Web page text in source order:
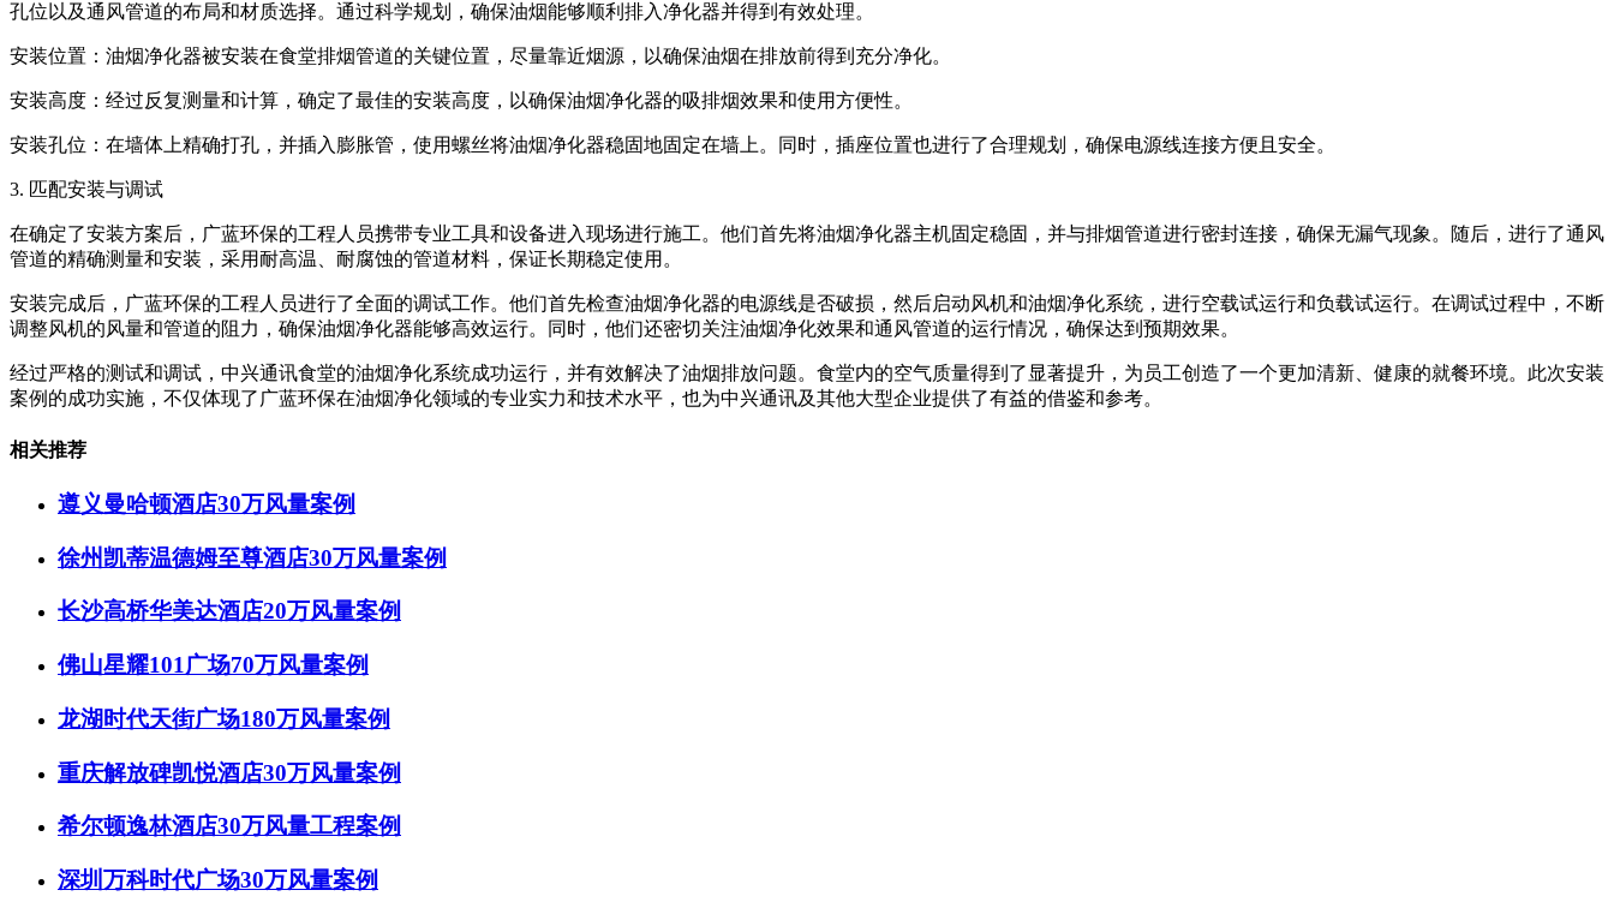
孔位以及通风管道的布局和材质选择。通过科学规划，确保油烟能够顺利排入净化器并得到有效处理。
安装位置：油烟净化器被安装在食堂排烟管道的关键位置，尽量靠近烟源，以确保油烟在排放前得到充分净化。
安装高度：经过反复测量和计算，确定了最佳的安装高度，以确保油烟净化器的吸排烟效果和使用方便性。
安装孔位：在墙体上精确打孔，并插入膨胀管，使用螺丝将油烟净化器稳固地固定在墙上。同时，插座位置也进行了合理规划，确保电源线连接方便且安全。
3. 匹配安装与调试
在确定了安装方案后，广蓝环保的工程人员携带专业工具和设备进入现场进行施工。他们首先将油烟净化器主机固定稳固，并与排烟管道进行密封连接，确保无漏气现象。随后，进行了通风
管道的精确测量和安装，采用耐高温、耐腐蚀的管道材料，保证长期稳定使用。
安装完成后，广蓝环保的工程人员进行了全面的调试工作。他们首先检查油烟净化器的电源线是否破损，然后启动风机和油烟净化系统，进行空载试运行和负载试运行。在调试过程中，不断
调整风机的风量和管道的阻力，确保油烟净化器能够高效运行。同时，他们还密切关注油烟净化效果和通风管道的运行情况，确保达到预期效果。
经过严格的测试和调试，中兴通讯食堂的油烟净化系统成功运行，并有效解决了油烟排放问题。食堂内的空气质量得到了显著提升，为员工创造了一个更加清新、健康的就餐环境。此次安装
案例的成功实施，不仅体现了广蓝环保在油烟净化领域的专业实力和技术水平，也为中兴通讯及其他大型企业提供了有益的借鉴和参考。
相关推荐
遵义曼哈顿酒店30万风量案例
徐州凯蒂温德姆至尊酒店30万风量案例
长沙高桥华美达酒店20万风量案例
佛山星耀101广场70万风量案例
龙湖时代天街广场180万风量案例
重庆解放碑凯悦酒店30万风量案例
希尔顿逸林酒店30万风量工程案例
深圳万科时代广场30万风量案例